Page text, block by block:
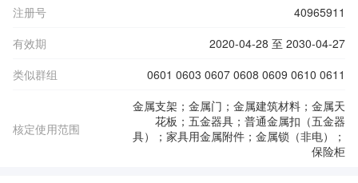
注册号
40965911
有效期
2020-04-28 至 2030-04-27
类似群组
0601 0603 0607 0608 0609 0610 0611
核定使用范围
金属支架；金属门；金属建筑材料；金属天
花板；五金器具；普通金属扣（五金器
具）；家具用金属附件；金属锁（非电）；
保险柜